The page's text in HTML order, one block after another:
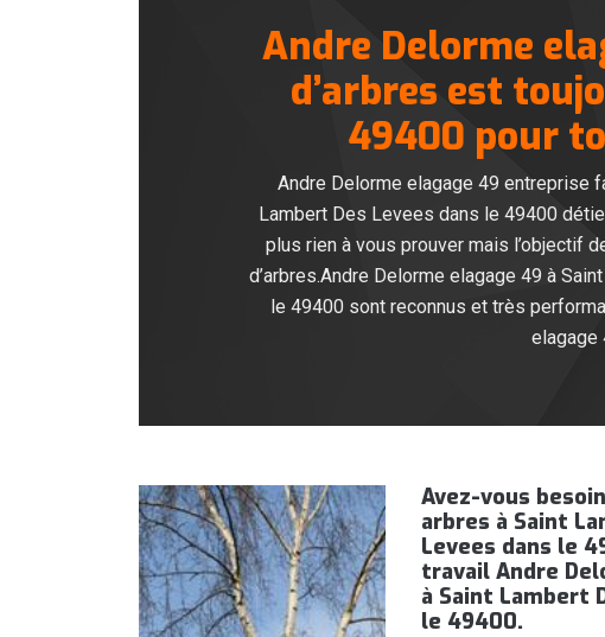
Andre Delorme
d’arbres est
49400 pour
Andre Delorme elagage 49 entreprise
Lambert Des Levees dans le 49400
plus rien à vous prouver mais l’objectif
d’arbres.Andre Delorme elagage 49 à
le 49400 sont reconnus et très
elagage
Avez-vous
arbres à Saint
Levees dans le
travail Andre
à Saint Lambert
le 49400.